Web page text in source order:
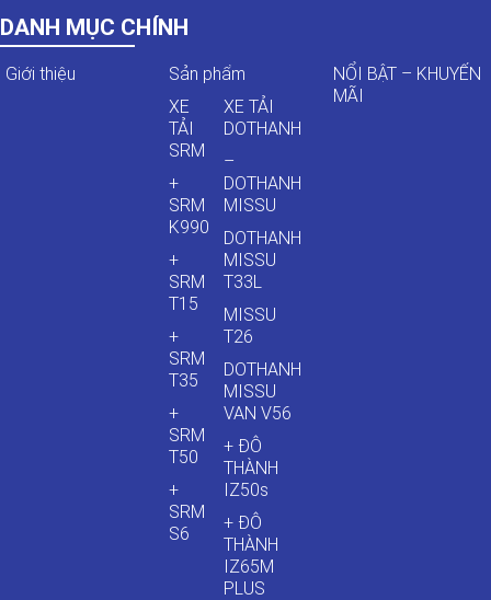
DANH MỤC CHÍNH
Giới thiệu
Sản phẩm
XE
TẢI
SRM
+
SRM
K990
+
SRM
T15
+
SRM
T35
+
SRM
T50
+
SRM
S6
XE TẢI
DOTHANH
–
DOTHANH
MISSU
DOTHANH
MISSU
T33L
MISSU
T26
DOTHANH
MISSU
VAN V56
+ ĐÔ
THÀNH
IZ50s
+ ĐÔ
THÀNH
IZ65M
PLUS
NỔI BẬT – KHUYẾN
MÃI